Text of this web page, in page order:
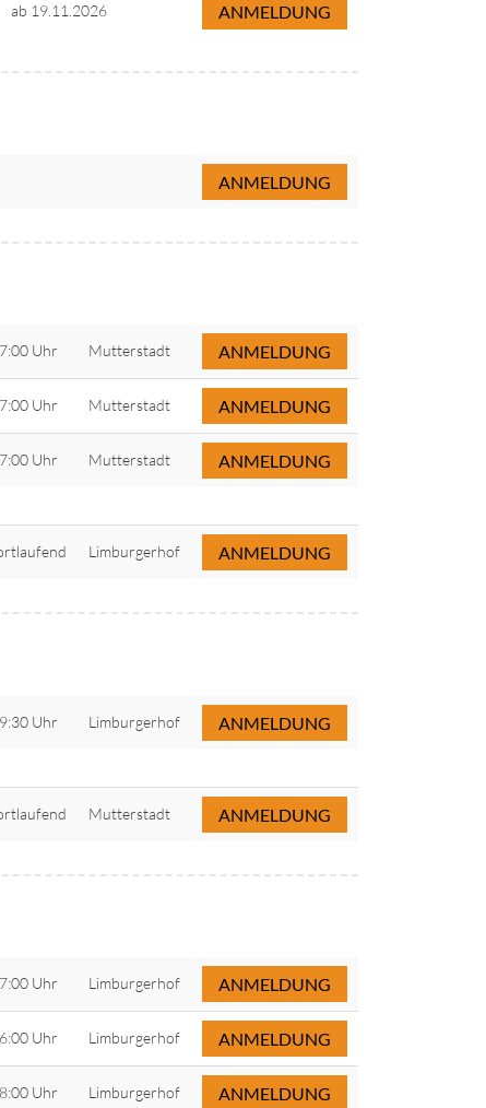
ab 19.11.2026 ANMELDUNG
ANMELDUNG
Uhr Mutterstadt ANMELDUNG
Uhr Mutterstadt ANMELDUNG
Uhr Mutterstadt ANMELDUNG
Limburgerhof ANMELDUNG
Uhr Limburgerhof ANMELDUNG
Mutterstadt ANMELDUNG
Uhr Limburgerhof ANMELDUNG
Uhr Limburgerhof ANMELDUNG
Uhr Limburgerhof ANMELDUNG